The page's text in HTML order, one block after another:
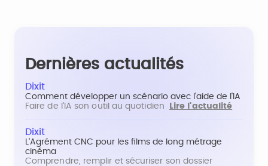
Dernières actualités
Dixit
Comment développer un scénario avec l'aide de l'IA
Faire de l'IA son outil au quotidien
Lire l'actualité
Dixit
L'Agrément CNC pour les films de long métrage
cinéma
Comprendre, remplir et sécuriser son dossier